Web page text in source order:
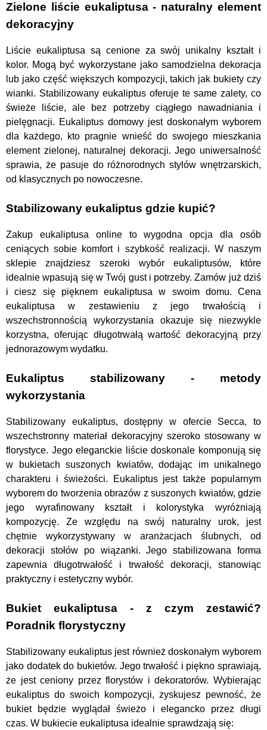
Zielone liście eukaliptusa - naturalny element
dekoracyjny
Liście eukaliptusa są cenione za swój unikalny kształt i
kolor. Mogą być wykorzystane jako samodzielna dekoracja
lub jako część większych kompozycji, takich jak bukiety czy
wianki. Stabilizowany eukaliptus oferuje te same zalety, co
świeże liście, ale bez potrzeby ciągłego nawadniania i
pielęgnacji. Eukaliptus domowy jest doskonałym wyborem
dla każdego, kto pragnie wnieść do swojego mieszkania
element zielonej, naturalnej dekoracji. Jego uniwersalność
sprawia, że pasuje do różnorodnych stylów wnętrzarskich,
od klasycznych po nowoczesne.
Stabilizowany eukaliptus gdzie kupić?
Zakup eukaliptusa online to wygodna opcja dla osób
ceniących sobie komfort i szybkość realizacji. W naszym
sklepie znajdziesz szeroki wybór eukaliptusów, które
idealnie wpasują się w Twój gust i potrzeby. Zamów już dziś
i ciesz się pięknem eukaliptusa w swoim domu. Cena
eukaliptusa w zestawieniu z jego trwałością i
wszechstronnością wykorzystania okazuje się niezwykle
korzystna, oferując długotrwałą wartość dekoracyjną przy
jednorazowym wydatku.
Eukaliptus stabilizowany - metody
wykorzystania
Stabilizowany eukaliptus, dostępny w ofercie Secca, to
wszechstronny materiał dekoracyjny szeroko stosowany w
florystyce. Jego eleganckie liście doskonale komponują się
w bukietach suszonych kwiatów, dodając im unikalnego
charakteru i świeżości. Eukaliptus jest także popularnym
wyborem do tworzenia obrazów z suszonych kwiatów, gdzie
jego wyrafinowany kształt i kolorystyka wyróżniają
kompozycję. Ze względu na swój naturalny urok, jest
chętnie wykorzystywany w aranżacjach ślubnych, od
dekoracji stołów po wiązanki. Jego stabilizowana forma
zapewnia długotrwałość i trwałość dekoracji, stanowiąc
praktyczny i estetyczny wybór.
Bukiet eukaliptusa - z czym zestawić?
Poradnik florystyczny
Stabilizowany eukaliptus jest również doskonałym wyborem
jako dodatek do bukietów. Jego trwałość i piękno sprawiają,
że jest ceniony przez florystów i dekoratorów. Wybierając
eukaliptus do swoich kompozycji, zyskujesz pewność, że
bukiet będzie wyglądał świeżo i elegancko przez długi
czas. W bukiecie eukaliptusa idealnie sprawdzają się: